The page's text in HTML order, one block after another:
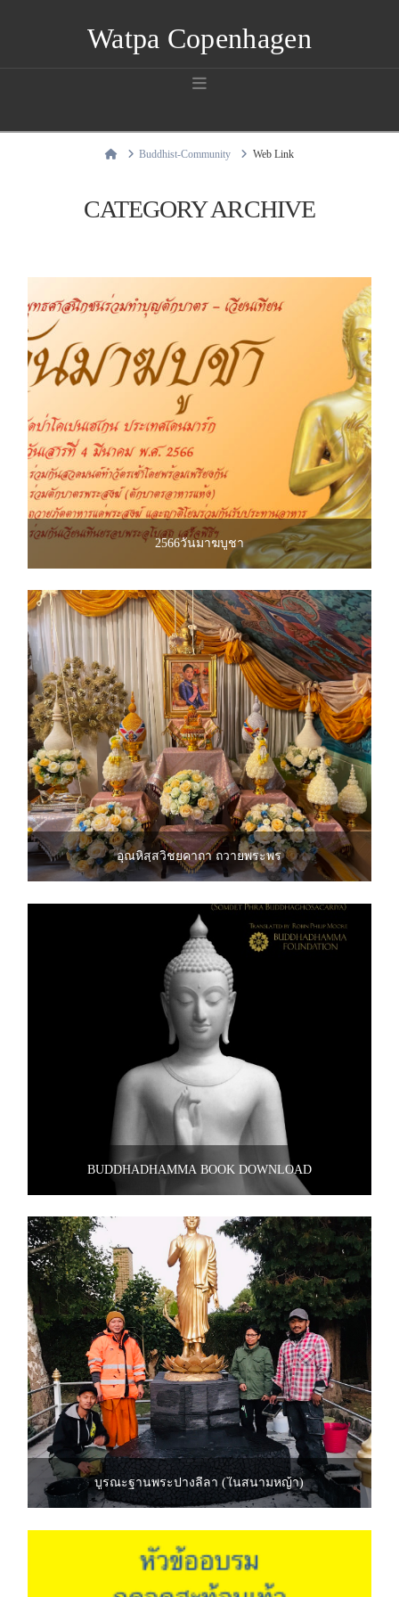
Watpa Copenhagen
Navigation
HomeBuddhist-Community Web Link
CATEGORY ARCHIVE
2566วันมาฆบูชา
อุณหิสฺสวิชยคาถา ถวายพระพร
BUDDHADHAMMA BOOK DOWNLOAD
บูรณะฐานพระปางลีลา (ในสนามหญ้า)